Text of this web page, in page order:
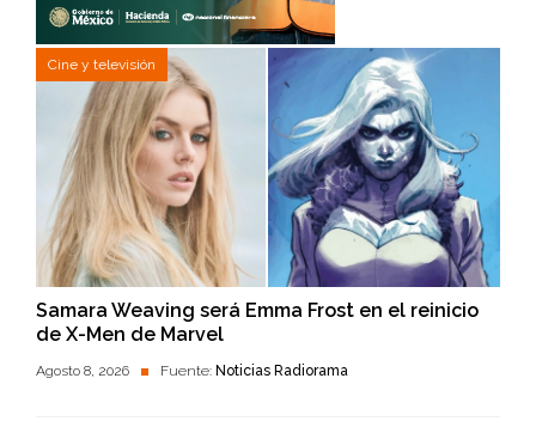
Cine y televisión
Samara Weaving será Emma Frost en el reinicio
de X-Men de Marvel
Agosto 8, 2026 Fuente: Noticias Radiorama